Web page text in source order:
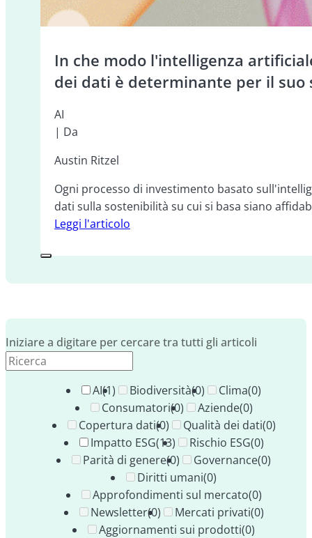
In che modo l'intelligenza
dei dati è determinante per il suo
AI
| Da
Austin Ritzel
Ogni processo di investimento basato
dati sulla sostenibilità su cui si basa siano
Leggi l'articolo
Iniziare a digitare per cercare tra tutti gli articoli
AI(1) Biodiversità(0) Clima(0)
Consumatori(0) Aziende(0)
Copertura dati(0) Qualità dei dati(0)
Impatto ESG(13) Rischio ESG(0)
Parità di genere(0) Governance(0)
Diritti umani(0)
Approfondimenti sul mercato(0)
Newsletter(0) Mercati privati(0)
Aggiornamenti sui prodotti(0)